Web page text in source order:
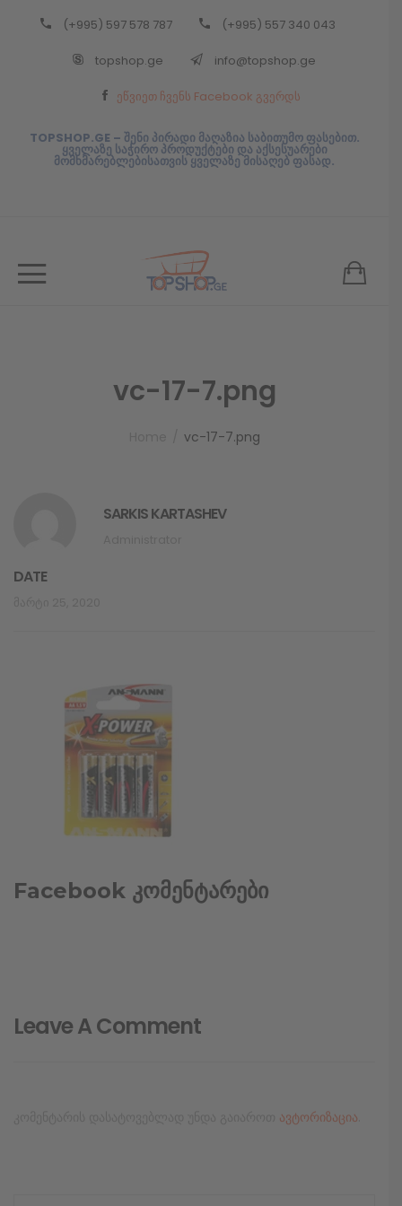
(+995) 597 578 787 (+995) 557 340 043
topshop.ge info@topshop.ge
ეწვიეთ ჩვენს Facebook გვერდს
TOPSHOP.GE – შენი პირადი მაღაზია საბითუმო ფასებით.
ყველაზე საჭირო პროდუქტები და აქსესუარები
მომხმარებლებისათვის ყველაზე მისაღებ ფასად.
vc-17-7.png
vc-17-7.png
SARKIS KARTASHEV
DATE
Facebook კომენტარები
Leave A Comment
ავტორიზაცია
Back